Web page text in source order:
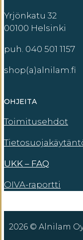
Yrjönkatu 32
00100 Helsinki
puh. 040 501 1157
shop(a)alnilam.fi
OHJEITA
Toimitusehdot
UKK – FAQ
OIVA-raportti
2026 © Alnilam